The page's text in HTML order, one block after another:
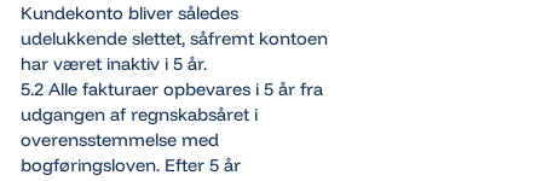
Kundekonto bliver således
udelukkende slettet, såfremt kontoen
har været inaktiv i 5 år.
5.2 Alle fakturaer opbevares i 5 år fra
udgangen af regnskabsåret i
overensstemmelse med
bogføringsloven. Efter 5 år